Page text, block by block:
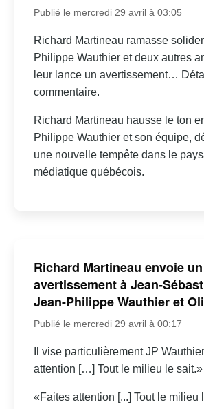
Publié le mercredi 29 avril à 03:05
Richard Martineau ramasse
Philippe Wauthier et deux autres
leur lance un avertissement…
commentaire.
Richard Martineau hausse le ton
Philippe Wauthier et son équipe,
une nouvelle tempête dans le
médiatique québécois.
Richard Martineau envoie
avertissement à Jean-
Jean-Philippe Wauthier et
Publié le mercredi 29 avril à 00:17
Il vise particulièrement JP
attention […] Tout le milieu le sait.»
«Faites attention [...] Tout le milieu